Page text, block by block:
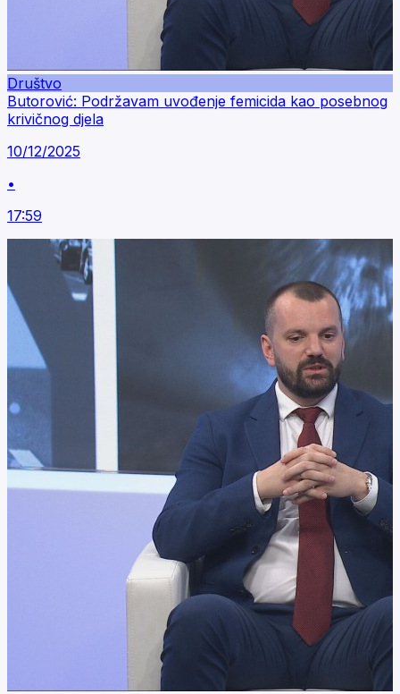
Društvo
Butorović: Podržavam uvođenje femicida kao posebnog
krivičnog djela
10/12/2025
•
17:59